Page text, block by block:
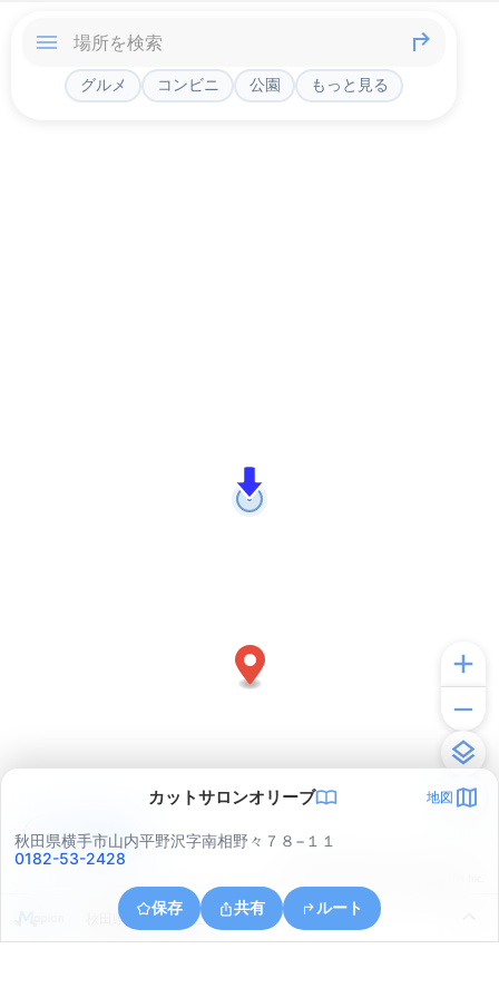
グルメ コンビニ 公園 もっと見る
カットサロンオリーブ 地図
秋田県横手市山内平野沢字南相野々７８−１１
0182-53-2428
保存 共有 ルート
秋田県横手市山内土渕
アプリで見る